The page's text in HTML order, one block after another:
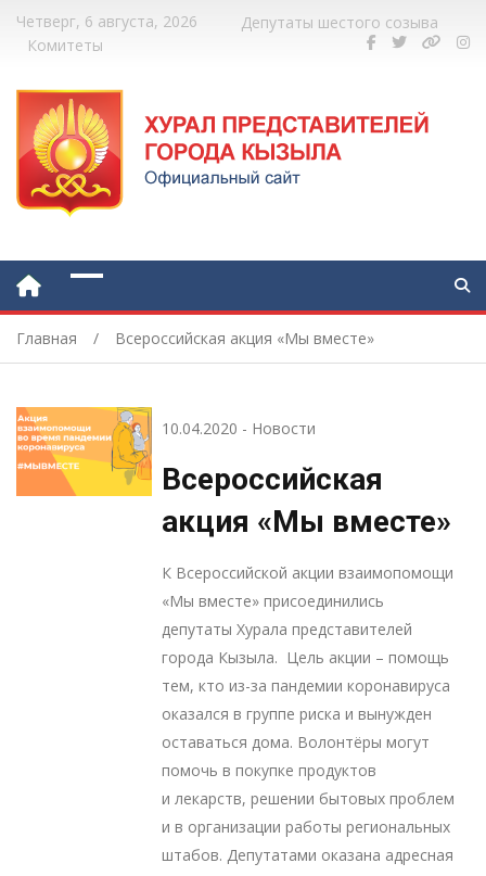
Четверг, 6 августа, 2026
Депутаты шестого созыва
Комитеты
Главная Всероссийская акция «Мы вместе»
10.04.2020 - Новости
Всероссийская
акция «Мы вместе»
К Всероссийской акции взаимопомощи
«Мы вместе» присоединились
депутаты Хурала представителей
города Кызыла. Цель акции – помощь
тем, кто из-за пандемии коронавируса
оказался в группе риска и вынужден
оставаться дома. Волонтёры могут
помочь в покупке продуктов
и лекарств, решении бытовых проблем
и в организации работы региональных
штабов. Депутатами оказана адресная